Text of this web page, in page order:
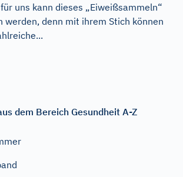
uns kann dieses „Eiweißsammeln“
werden, denn mit ihrem Stich können
dem Bereich Gesundheit A-Z